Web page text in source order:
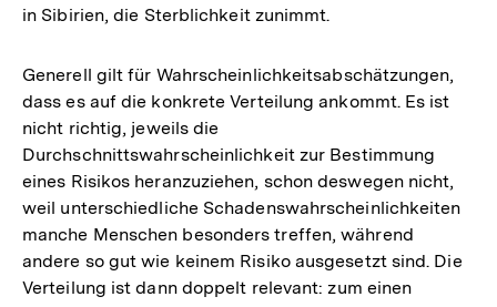
in Sibirien, die Sterblichkeit zunimmt.
Generell gilt für Wahrscheinlichkeitsabschätzungen,
dass es auf die konkrete Verteilung ankommt. Es ist
nicht richtig, jeweils die
Durchschnittswahrscheinlichkeit zur Bestimmung
eines Risikos heranzuziehen, schon deswegen nicht,
weil unterschiedliche Schadenswahrscheinlichkeiten
manche Menschen besonders treffen, während
andere so gut wie keinem Risiko ausgesetzt sind. Die
Verteilung ist dann doppelt relevant: zum einen